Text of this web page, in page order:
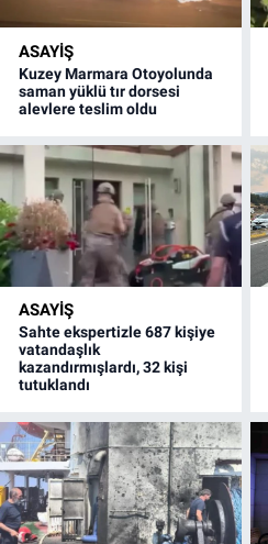
ASAYİŞ
Kuzey Marmara Otoyolunda
saman yüklü tır dorsesi
alevlere teslim oldu
ASAYİŞ
Sahte ekspertizle 687 kişiye
vatandaşlık
kazandırmışlardı, 32 kişi
tutuklandı